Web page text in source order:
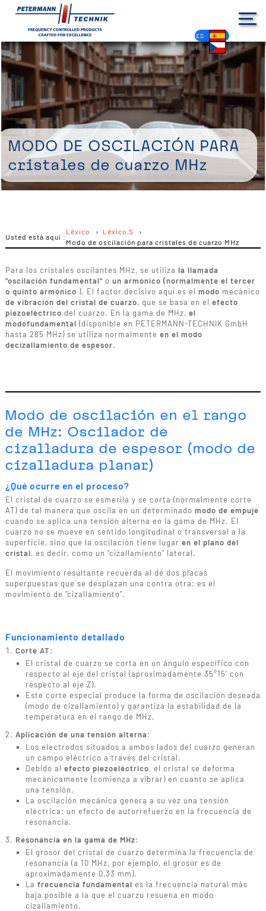
DE
EN
FR
ES
PL
IT
NL
HU
CS
Modo de oscilación para
cristales de cuarzo MHz
Usted está aquí :
Léxico
Léxico S
Modo de oscilación para cristales de cuarzo MHz
Para los cristales oscilantes MHz, se utiliza la llamada
"oscilación fundamental" o un armónico (normalmente el tercer
o quinto armónico ). El factor decisivo aquí es el modo mecánico
de vibración del cristal de cuarzo, que se basa en el efecto
piezoeléctrico del cuarzo. En la gama de MHz, el
modofundamental (disponible en PETERMANN-TECHNIK GmbH
hasta 285 MHz) se utiliza normalmente en el modo
decizallamiento de espesor.
Modo de oscilación en el rango
de MHz: Oscilador de
cizalladura de espesor (modo de
cizalladura planar)
¿Qué ocurre en el proceso?
El cristal de cuarzo se esmerila y se corta (normalmente corte
AT) de tal manera que oscila en un determinado modo de empuje
cuando se aplica una tensión alterna en la gama de MHz. El
cuarzo no se mueve en sentido longitudinal o transversal a la
superficie, sino que la oscilación tiene lugar en el plano del
cristal, es decir, como un "cizallamiento" lateral.
El movimiento resultante recuerda al de dos placas
superpuestas que se desplazan una contra otra: es el
movimiento de "cizallamiento".
Funcionamiento detallado
Corte AT:
El cristal de cuarzo se corta en un ángulo específico con
respecto al eje del cristal (aproximadamente 35°15' con
respecto al eje Z).
Este corte especial produce la forma de oscilación deseada
(modo de cizallamiento) y garantiza la estabilidad de la
temperatura en el rango de MHz.
Aplicación de una tensión alterna:
Los electrodos situados a ambos lados del cuarzo generan
un campo eléctrico a través del cristal.
Debido al efecto piezoeléctrico, el cristal se deforma
mecánicamente (comienza a vibrar) en cuanto se aplica
una tensión.
La oscilación mecánica genera a su vez una tensión
eléctrica: un efecto de autorrefuerzo en la frecuencia de
resonancia.
Resonancia en la gama de MHz:
El grosor del cristal de cuarzo determina la frecuencia de
resonancia (a 10 MHz, por ejemplo, el grosor es de
aproximadamente 0,33 mm).
La frecuencia fundamental es la frecuencia natural más
baja posible a la que el cuarzo resuena en modo
cizallamiento.